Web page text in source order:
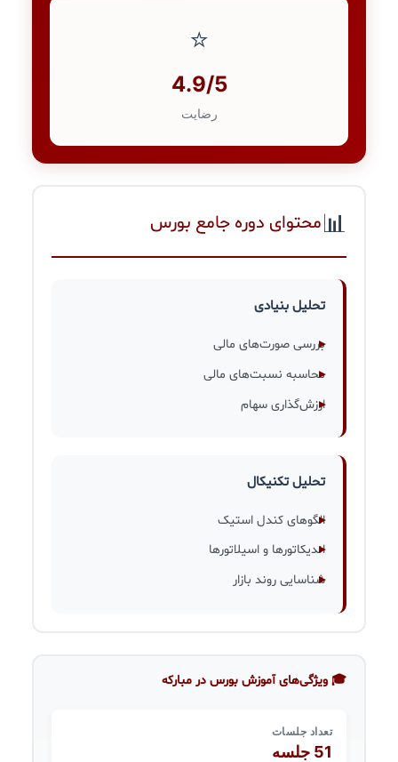
⭐
4.9/5
رضایت
📊محتوای دوره جامع بورس
تحلیل بنیادی
بررسی صورت‌های مالی
محاسبه نسبت‌های مالی
ارزش‌گذاری سهام
تحلیل تکنیکال
الگوهای کندل استیک
اندیکاتورها و اسیلاتورها
شناسایی روند بازار
🎓 ویژگی‌های آموزش بورس در مبارکه
تعداد جلسات
51 جلسه